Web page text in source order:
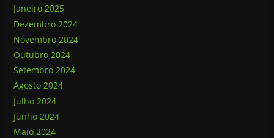
Janeiro 2025
Dezembro 2024
Novembro 2024
Outubro 2024
Setembro 2024
Agosto 2024
Julho 2024
Junho 2024
Maio 2024